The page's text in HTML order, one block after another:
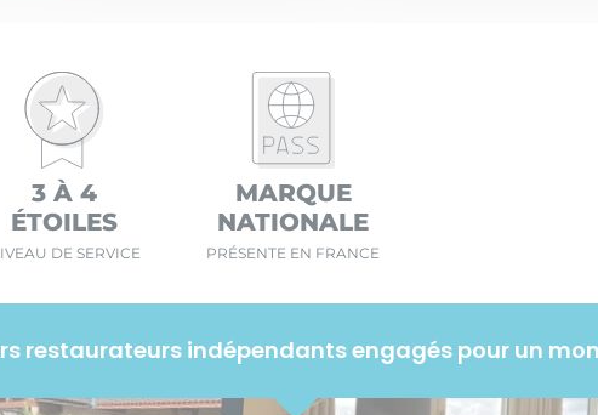
3 À 4
ÉTOILES
DE SERVICE
MARQUE
NATIONALE
PRÉSENTE EN FRANCE
restaurateurs indépendants engagés pour un